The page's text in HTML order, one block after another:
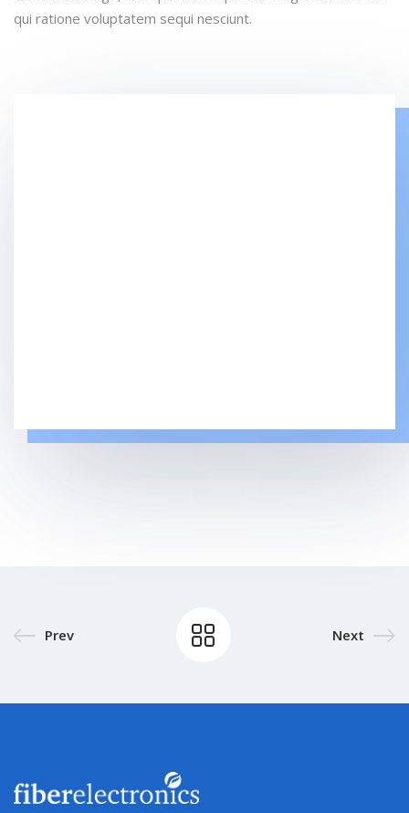
qui ratione voluptatem sequi nesciunt.
Prev Next